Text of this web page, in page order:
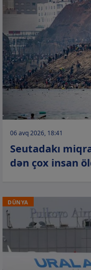
06 avq 2026, 18:41
Seutadakı
dən çox insan
DÜNYA